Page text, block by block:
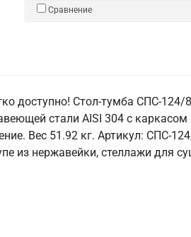
Сравнение
доступно! Стол-тумба СПС-124/
стали AISI 304 с каркасом
Вес 51.92 кг. Артикул: СПС-
из нержавейки, стеллажи для